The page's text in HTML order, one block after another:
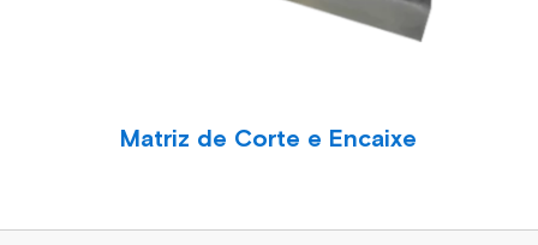
Matriz de Corte e Encaixe